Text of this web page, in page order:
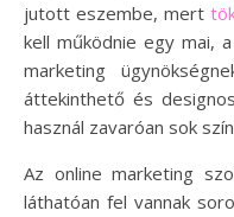
jutott eszembe, mert
kell működnie egy mai,
marketing
áttekinthető és
használ zavaróan sok
Az online marketing
láthatóan fel vannak